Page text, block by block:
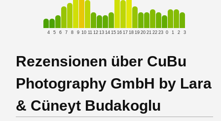
4 5 6 7 8 9 10 11 12 13 14 15 16 17 18 19 20 21 22 23 0 1 2 3
Rezensionen über CuBu
Photography GmbH by Lara
& Cüneyt Budakoglu